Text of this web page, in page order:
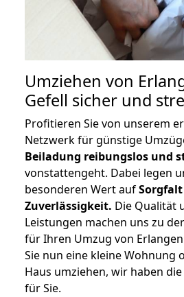
Umziehen von
Gefell sicher und
Profitieren Sie von unserem
Netzwerk für günstige
Beiladung reibungslos und
vonstattengeht. Dabei legen
besonderen Wert auf
Zuverlässigkeit. Die Qualität
Leistungen machen uns zu
für Ihren Umzug von
Sie nun eine kleine Wohnung
Haus umziehen, wir haben
für Sie.